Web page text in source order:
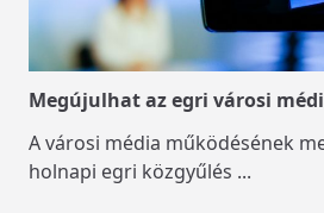
Megújulhat az egri városi
A városi média működésének
holnapi egri közgyűlés ...